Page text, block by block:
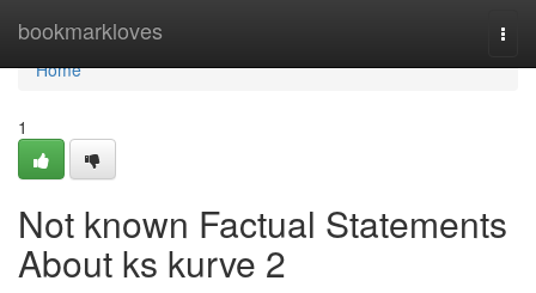
bookmarkloves
Home
Home
1
Not known Factual Statements
About ks kurve 2